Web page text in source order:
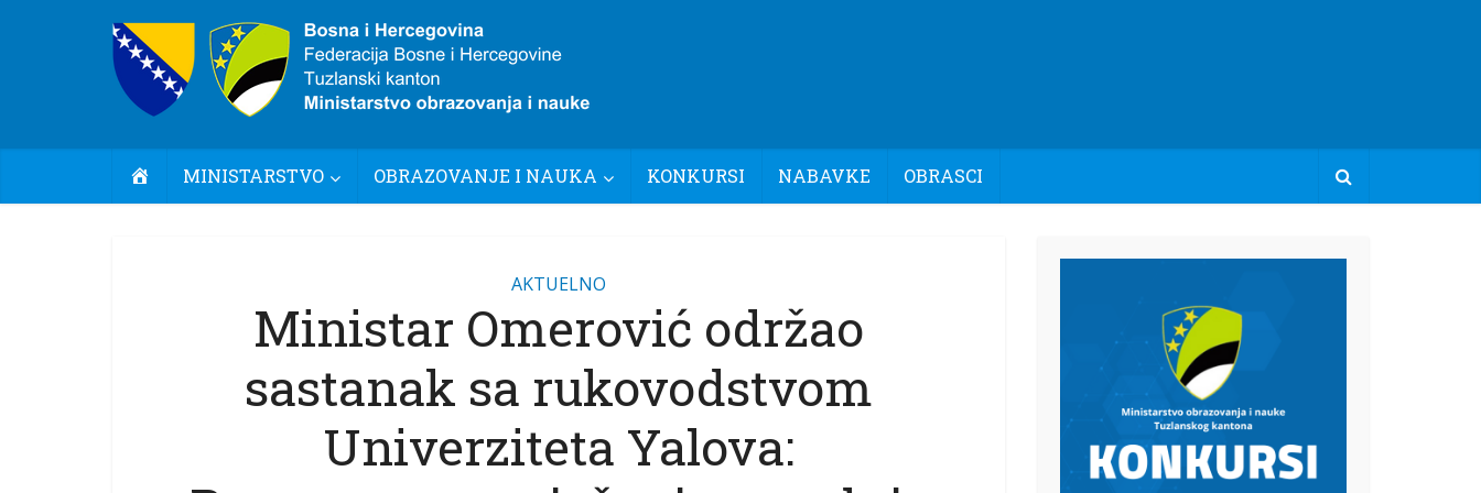
POČETNA
MINISTARSTVO OBRAZOVANJE I NAUKA KONKURSI NABAVKE OBRASCI
AKTUELNO
Ministar Omerović održao
sastanak sa rukovodstvom
Univerziteta Yalova: